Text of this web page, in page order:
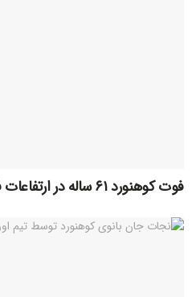
فوت کوهنورد ۶۱ ساله در ارتفاعات فرخشاد کرمانشاه